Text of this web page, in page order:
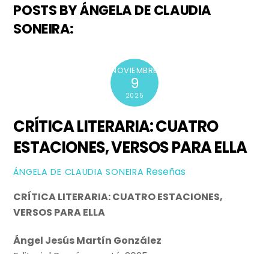
POSTS BY ÁNGELA DE CLAUDIA
SONEIRA:
NOVIEMBRE
9
2025
CRÍTICA LITERARIA: CUATRO
ESTACIONES, VERSOS PARA ELLA
ÁNGELA DE CLAUDIA SONEIRA Reseñas
CRÍTICA LITERARIA: CUATRO ESTACIONES,
VERSOS PARA ELLA
Ángel Jesús Martín González